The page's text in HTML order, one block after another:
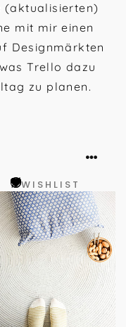
(aktualisierten)
mit mir einen
Designmärkten
Trello dazu
zu planen.
WISHLIST